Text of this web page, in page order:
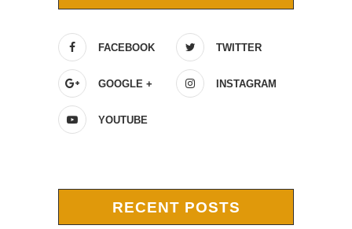
FACEBOOK TWITTER
GOOGLE + INSTAGRAM
YOUTUBE
RECENT POSTS